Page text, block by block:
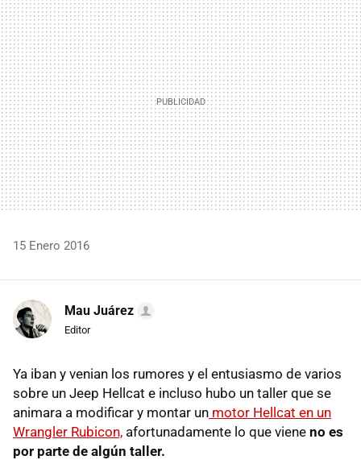
MAIL
15 Enero 2016
Mau Juárez
Editor
Ya iban y venian los rumores y el entusiasmo de varios
sobre un Jeep Hellcat e incluso hubo un taller que se
animara a modificar y montar un motor Hellcat en un
Wrangler Rubicon, afortunadamente lo que viene no es
por parte de algún taller.